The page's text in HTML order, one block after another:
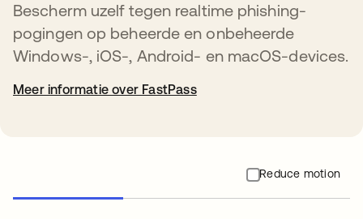
Bescherm uzelf tegen realtime phishing-
pogingen op beheerde en onbeheerde
Windows-, iOS-, Android- en macOS-devices.
Meer informatie over FastPass
Reduce motion